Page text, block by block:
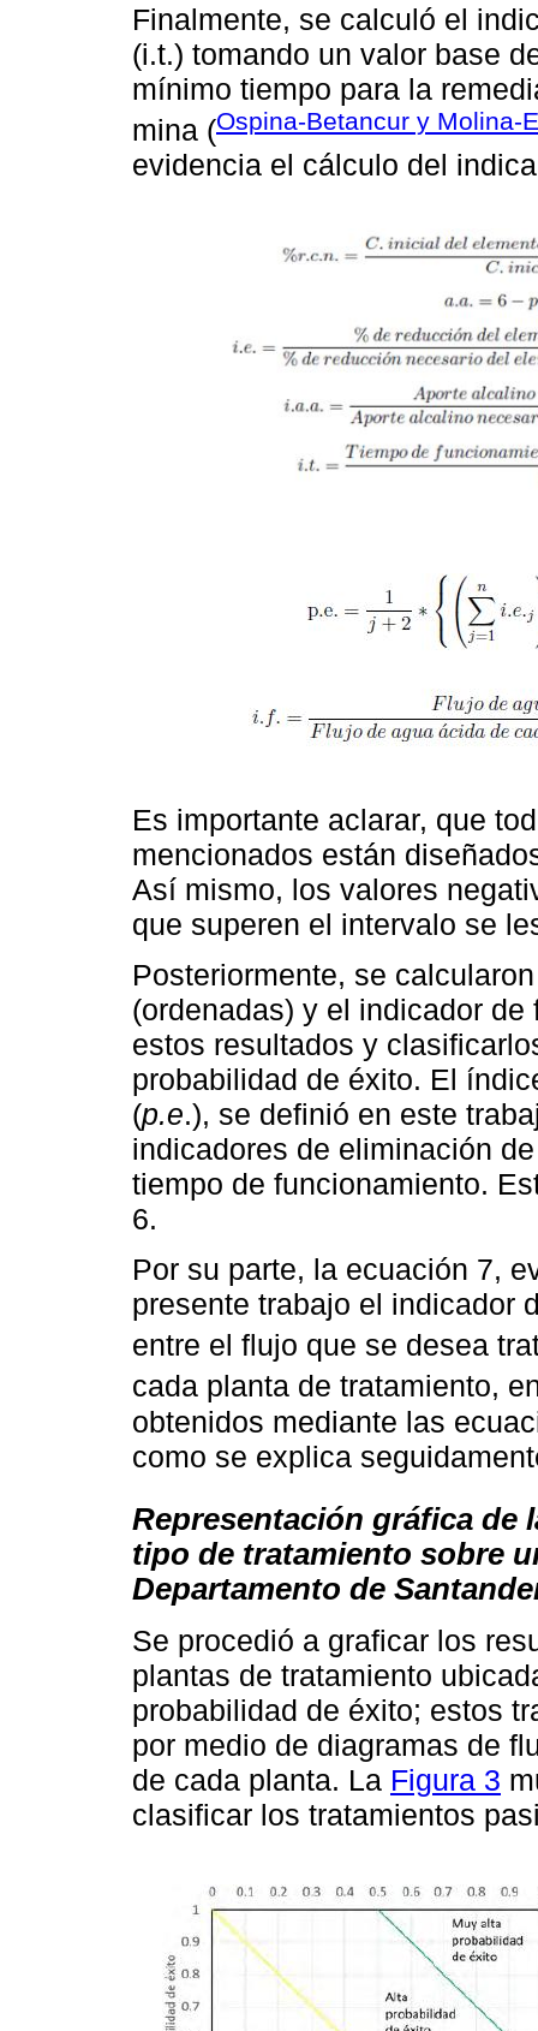
Finalmente, se calculó el
(i.t.) tomando un valor base
mínimo tiempo para la
mina (Ospina-Betancur y Molina-
evidencia el cálculo del
Es importante aclarar, que
mencionados están
Así mismo, los valores
que superen el intervalo se
Posteriormente, se
(ordenadas) y el indicador
estos resultados y
probabilidad de éxito. El
(p.e.), se definió en este
indicadores de eliminación
tiempo de funcionamiento.
6.
Por su parte, la ecuación 7,
presente trabajo el indicador
entre el flujo que se desea
cada planta de tratamiento,
obtenidos mediante las
como se explica
Representación gráfica de
tipo de tratamiento sobre
Departamento de
Se procedió a graficar los
plantas de tratamiento
probabilidad de éxito; estos
por medio de diagramas de
de cada planta. La Figura 3
clasificar los tratamientos